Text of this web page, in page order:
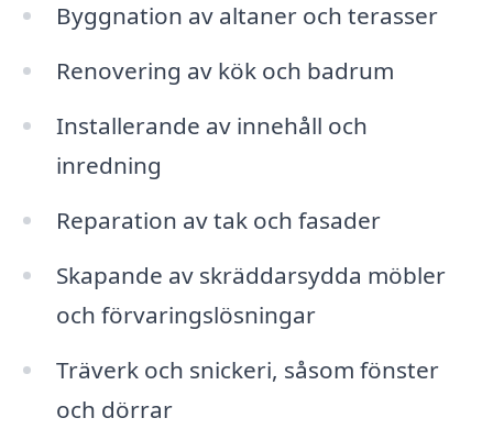
Byggnation av altaner och terasser
Renovering av kök och badrum
Installerande av innehåll och
inredning
Reparation av tak och fasader
Skapande av skräddarsydda möbler
och förvaringslösningar
Träverk och snickeri, såsom fönster
och dörrar